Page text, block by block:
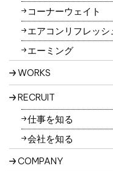
3-2 ユーザーは、本
より、利用者情報の
は利用の停止を求め
やかに、当社の定め
ます。なお利用者情
は利用が本サービス
4.外部送信、第三
4-1 本サービスでは、
にCookieを保存し、
コーナーウェイト
エアコンリフレッシ
エーミング
WORKS
RECRUIT
仕事を知る
会社を知る
COMPANY